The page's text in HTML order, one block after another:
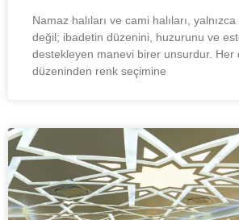
Namaz halıları ve cami halıları,
değil; ibadetin düzenini, huzurunu ve
destekleyen manevi birer unsurdur. Her
düzeninden renk seçimine